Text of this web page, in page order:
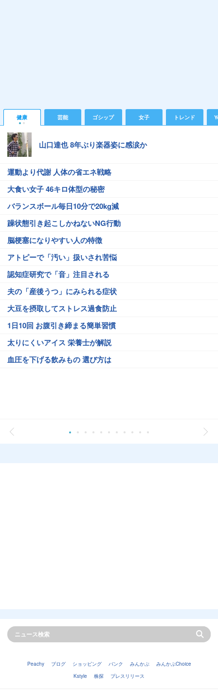
健康 芸能 ゴシップ 女子 トレンド
山口達也 8年ぶり楽器姿に感涙か
運動より代謝 人体の省エネ戦略
大食い女子 46キロ体型の秘密
バランスボール毎日10分で20kg減
躁状態引き起こしかねないNG行動
脳梗塞になりやすい人の特徴
アトピーで「汚い」扱いされ苦悩
認知症研究で「音」注目される
夫の「産後うつ」にみられる症状
大豆を摂取してストレス過食防止
1日10回 お腹引き締まる簡単習慣
太りにくいアイス 栄養士が解説
血圧を下げる飲みもの 選び方は
Peachy ブログ ショッピング バンク みんかぶ
みんかぶChoice
Kstyle
株探 プレスリリース